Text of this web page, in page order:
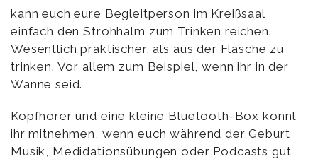
kann euch eure Begleitperson im Kreißsaal
einfach den Strohhalm zum Trinken reichen.
Wesentlich praktischer, als aus der Flasche zu
trinken. Vor allem zum Beispiel, wenn ihr in der
Wanne seid.
Kopfhörer und eine kleine Bluetooth-Box könnt
ihr mitnehmen, wenn euch während der Geburt
Musik, Medidationsübungen oder Podcasts gut